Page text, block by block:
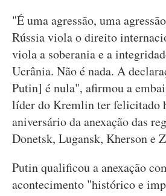
"É uma agressão, uma
Rússia viola o direito
viola a soberania e a
Ucrânia. Não é nada. A
Putin] é nula", afirmou a
líder do Kremlin ter felicitado
aniversário da anexação das
Donetsk, Lugansk, Kherson e
Putin qualificou a anexação
acontecimento "histórico e